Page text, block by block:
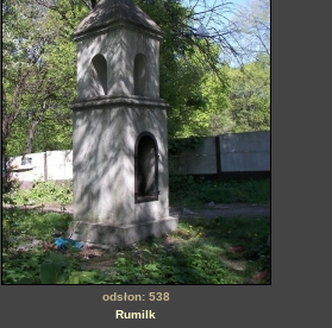
odsłon: 538
Rumilk